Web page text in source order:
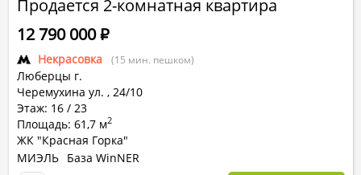
Продается 2-комнатная квартира
Некрасовка (15 мин. пешком)
Люберцы г.
Черемухина ул. , 24/10
Этаж: 16 / 23
Площадь: 61,7 м2
ЖК "Красная Горка"
12 790 000Р
МИЭЛЬ База WinNER